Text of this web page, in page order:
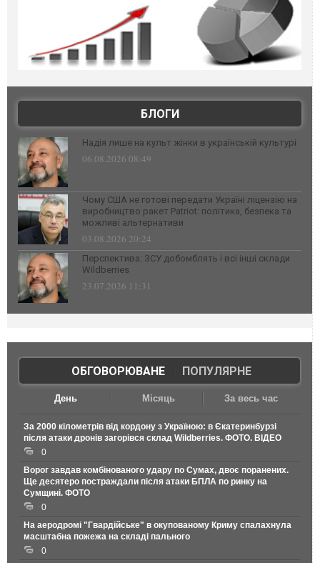
БЛОГИ
Надія лише на культ жінки в українській культурі
06.08.2026 08:49
Чому США не готові передати Україні ліцензію на
виробництво ракет Patriot: політика, безпека та
можливі альтернативи
03.08.2026 20:24
Перспектива: ЗСУ добомблять і всі інші склади
Wildberries
23.07.2026 11:31
ОБГОВОРЮВАНЕ| ПОПУЛЯРНЕ
День Місяць За весь час
За 2000 кілометрів від кордону з Україною: в Єкатеринбурзі
після атаки дронів загорівся склад Wildberries. ФОТО. ВІДЕО
0
Ворог завдав комбінованого удару по Сумах, двоє поранених.
Ще десятеро постраждали після атаки БПЛА по ринку на
Сумщині. ФОТО
0
На аеродромі "Гвардійське" в окупованому Криму спалахнула
масштабна пожежа на складі пального
0